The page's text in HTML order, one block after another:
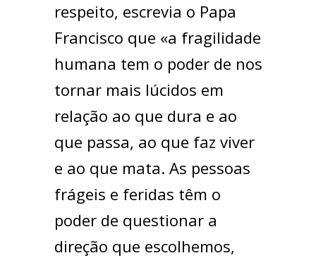
respeito, escrevia o Papa
Francisco que «a fragilidade
humana tem o poder de nos
tornar mais lúcidos em
relação ao que dura e ao
que passa, ao que faz viver
e ao que mata. As pessoas
frágeis e feridas têm o
poder de questionar a
direção que escolhemos,